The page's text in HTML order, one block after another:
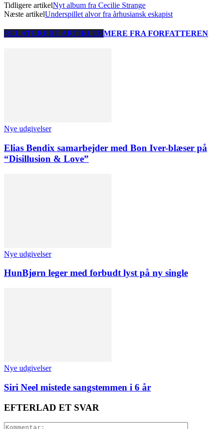
Tidligere artikelNyt album fra Cecilie Strange
Næste artikelUnderspillet alvor fra århusiansk eskapist
RELATEREDE ARTIKLERMERE FRA FORFATTEREN
Nye udgivelser
Elias Bendix samarbejder med Bon Iver-blæser på
“Disillusion & Love”
Nye udgivelser
HunBjørn leger med forbudt lyst på ny single
Nye udgivelser
Siri Neel mistede sangstemmen i 6 år
EFTERLAD ET SVAR